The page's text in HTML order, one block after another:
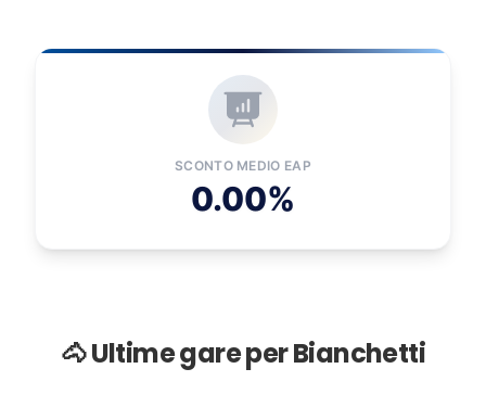
SCONTO MEDIO EAP
0.00%
🐴 Ultime gare per Bianchetti